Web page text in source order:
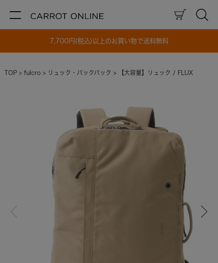
7,700円(税込)以上のお買い物で送料無料
TOP fulcro リュック・バックパック 【大容量】リュック / FLUX